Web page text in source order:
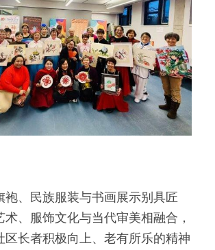
袍、民族服装与书画展示别具匠
、服饰文化与当代审美相融合，
区长者积极向上、老有所乐的精神